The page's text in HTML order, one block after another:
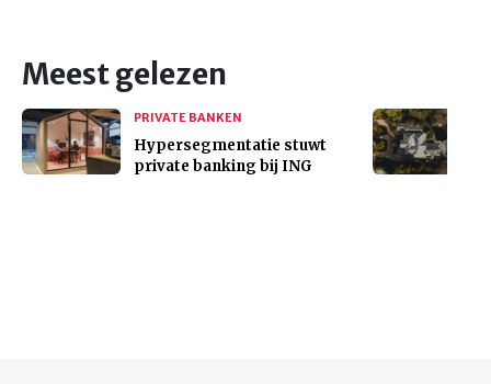
Meest gelezen
PRIVATE BANKEN
Hypersegmentatie stuwt
private banking bij ING